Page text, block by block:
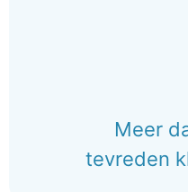
Meer
tevreden